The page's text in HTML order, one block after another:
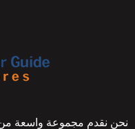
نحن نقدم مجموعة واسعة